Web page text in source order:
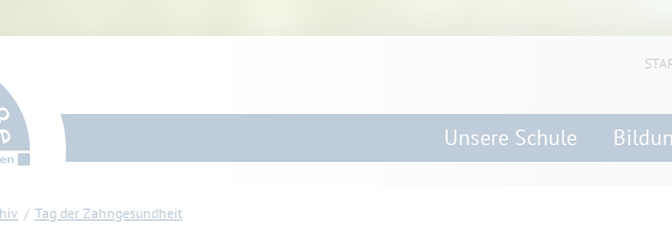
Unsere Schule
Tag der Zahngesundheit